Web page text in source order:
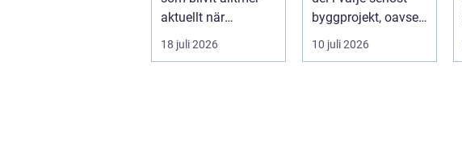
aktuellt när
energipriser stiger
och fler vill sän...
18 juli 2026
byggprojekt, oavsett
om det handlar om
en ...
10 juli 2026